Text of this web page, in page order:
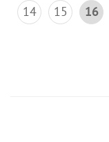
14
15 16